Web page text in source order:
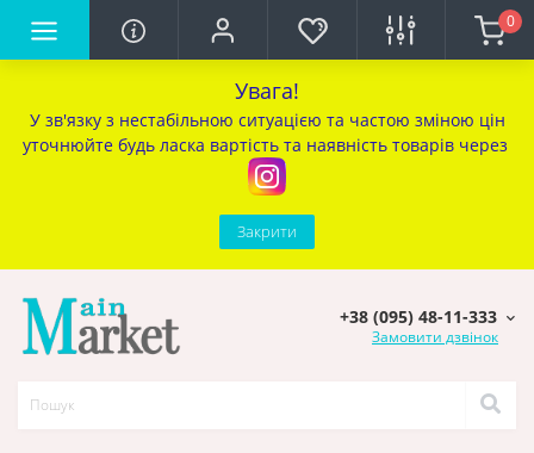
Увага!
У зв'язку з нестабільною ситуацією та частою зміною цін
уточнюйте будь ласка вартість та наявність товарів через
Закрити
0
+38 (095) 48-11-333
Замовити дзвінок